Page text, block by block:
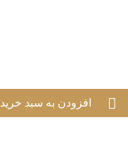
افزودن به سبد خرید